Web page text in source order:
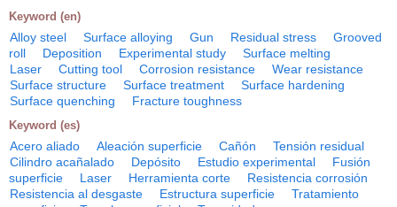
Keyword (en)
Alloy steel Surface alloying Gun Residual stress
Grooved
roll
Deposition Experimental study
Surface melting
Laser
Cutting tool Corrosion resistance
Wear resistance
Surface structure
Surface treatment
Surface hardening
Surface quenching
Fracture toughness
Keyword (es)
Acero aliado Aleación superficie Cañón
Tensión residual
Cilindro acañalado
Depósito Estudio experimental
Fusión
superficie
Laser Herramienta corte
Resistencia corrosión
Resistencia al desgaste
Estructura superficie
Tratamiento